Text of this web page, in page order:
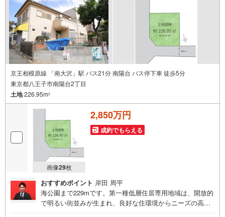
京王相模原線 「南大沢」駅 バス21分 南陽台 バス停下車 徒歩5分
東京都八王子市南陽台2丁目
土地226.95m2
画像29枚
2,850万円
成約でもらえる
おすすめポイント 岸田 周平
海公園まで229mです。第一種低層住居専用地域は、開放的
で明るい街並みが生まれ、良好な住環境からニーズの高い